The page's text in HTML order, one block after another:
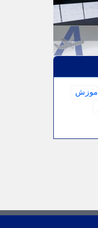
آموزش